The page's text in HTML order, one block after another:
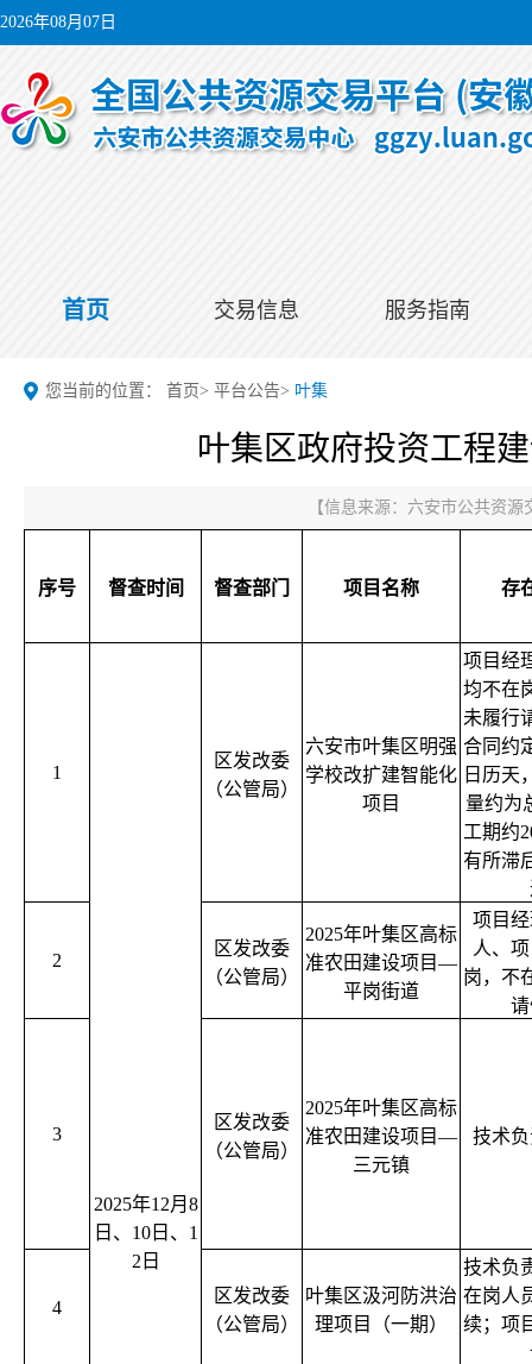
2026年08月07日
首页 交易信息 服务指南
您当前的位置： 首页> 平台公告> 叶集
叶集区政府投资工程
【信息来源： 六安市公共资源
序号 督查时间 督查部门 项目名称 存
1
2025年12月8
日、10日、1
2日
区发改委
（公管局）
六安市叶集区明强
学校改扩建智能化
项目
项目经
均不在
未履行
合同约
日历天
量约为
工期约
有所滞
2
区发改委
（公管局）
2025年叶集区高标
准农田建设项目—
平岗街道
项目
人、
岗，不
3
区发改委
（公管局）
2025年叶集区高标
准农田建设项目—
三元镇
技术
4
区发改委
（公管局）
叶集区汲河防洪治
理项目（一期）
技术负
在岗人
续；项